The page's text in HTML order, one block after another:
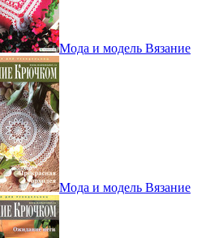
Мода и модель Вязание
Мода и модель Вязание